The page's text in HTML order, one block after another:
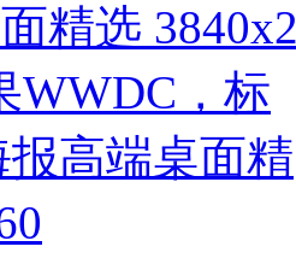
精选